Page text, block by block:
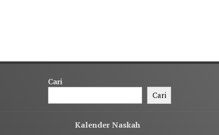
Cari
Cari
Kalender Naskah